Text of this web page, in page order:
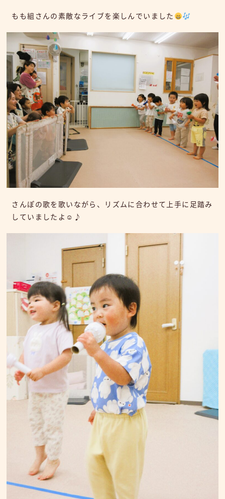
もも組さんの素敵なライブを楽しんでいました
さんぽの歌を歌いながら、リズムに合わせて上手に足踏み
していましたよ☺♪